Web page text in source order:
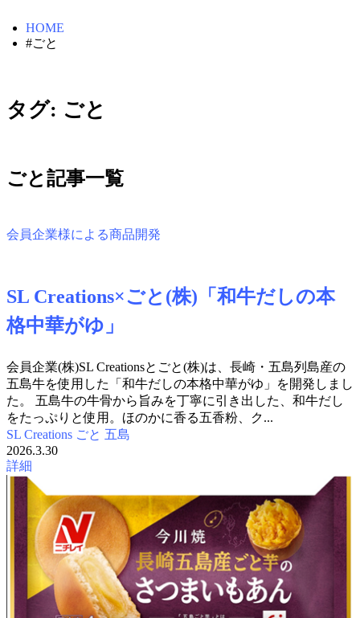
HOME
#ごと
タグ: ごと
ごと記事一覧
会員企業様による商品開発
SL Creations×ごと(株)「和牛だしの本
格中華がゆ」
会員企業(株)SL Creationsとごと(株)は、長崎・五島列島産の
五島牛を使用した「和牛だしの本格中華がゆ」を開発しまし
た。 五島牛の牛骨から旨みを丁寧に引き出した、和牛だし
をたっぷりと使用。ほのかに香る五香粉、ク...
SL Creations ごと 五島
2026.3.30
詳細